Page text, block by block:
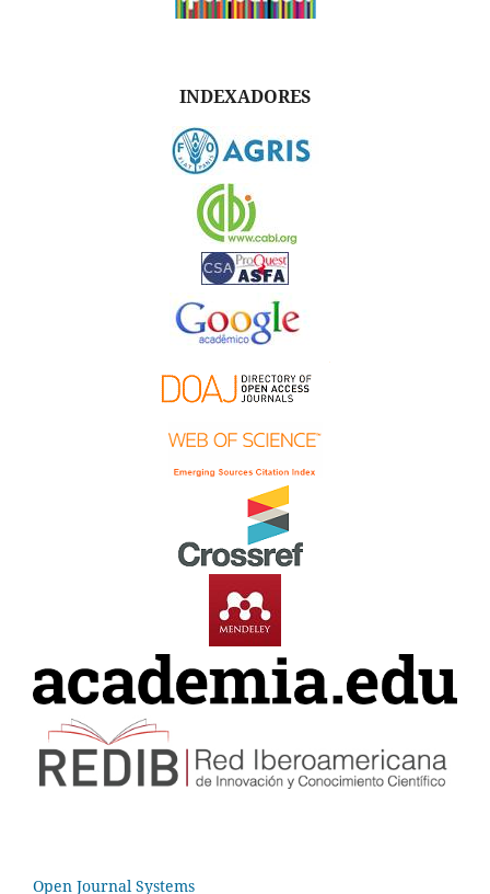
INDEXADORES
Open Journal Systems